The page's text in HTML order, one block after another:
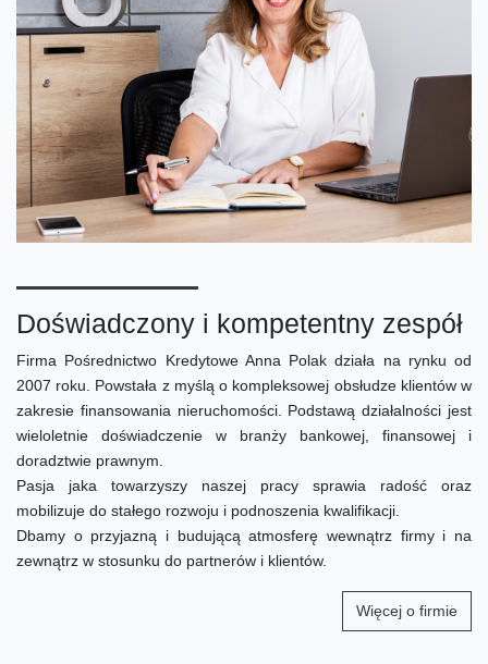
Doświadczony i kompetentny zespół
Firma Pośrednictwo Kredytowe Anna Polak działa na rynku od
2007 roku. Powstała z myślą o kompleksowej obsłudze klientów w
zakresie finansowania nieruchomości. Podstawą działalności jest
wieloletnie doświadczenie w branży bankowej, finansowej i
doradztwie prawnym.
Pasja jaka towarzyszy naszej pracy sprawia radość oraz
mobilizuje do stałego rozwoju i podnoszenia kwalifikacji.
Dbamy o przyjazną i budującą atmosferę wewnątrz firmy i na
zewnątrz w stosunku do partnerów i klientów.
Więcej o firmie